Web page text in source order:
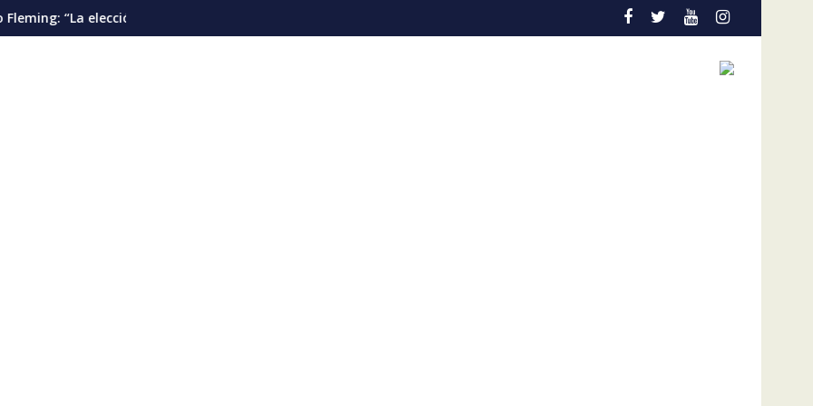
debería pautarse para diciembre de 2028”
Cáncer de pulmón en Venezuela: la detección temprana es la gran aliada para salvar vidas